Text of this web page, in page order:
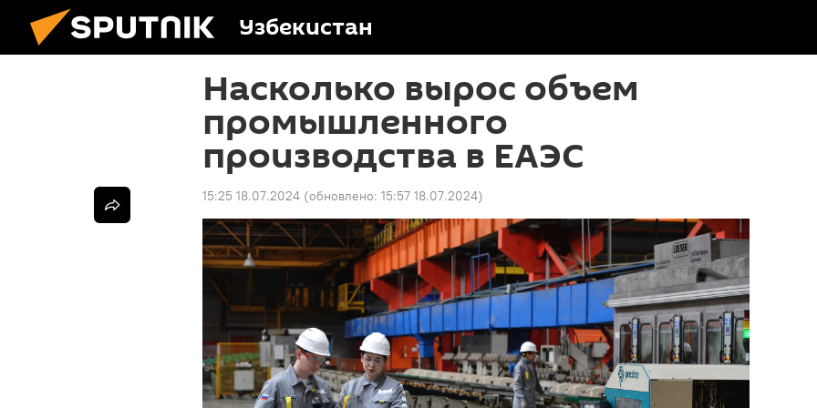
Узбекистан
Насколько вырос объем
промышленного
производства в ЕАЭС
15:25 18.07.2024 (обновлено: 15:57 18.07.2024)